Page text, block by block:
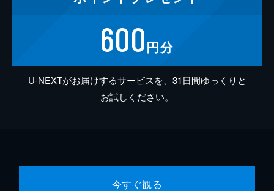
600円分
U-NEXTがお届けするサービスを、31日間ゆっくりと
お試しください。
今すぐ観る